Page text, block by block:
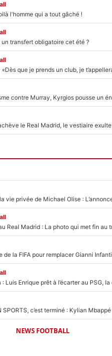
l'homme qui a tout gâché !
transfert obligatoire cet été ?
le Real Madrid, le vestiaire exulte
NEWS FOOTBALL